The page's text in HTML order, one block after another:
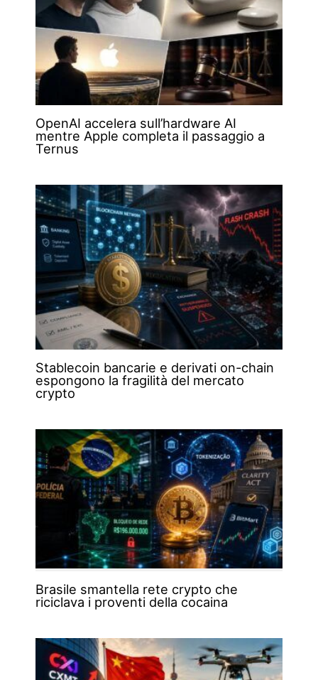
OpenAI accelera sull’hardware AI
mentre Apple completa il passaggio a
Ternus
Stablecoin bancarie e derivati on-chain
espongono la fragilità del mercato
crypto
Brasile smantella rete crypto che
riciclava i proventi della cocaina